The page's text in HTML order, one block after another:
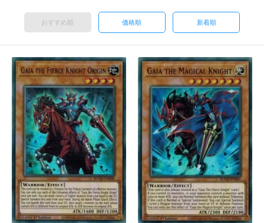
おすすめ順 価格順 新着順